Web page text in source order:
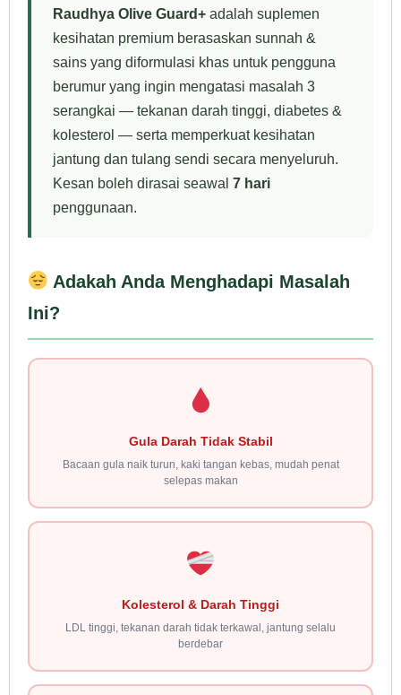
Raudhya Olive Guard+ adalah suplemen
kesihatan premium berasaskan sunnah &
sains yang diformulasi khas untuk pengguna
berumur yang ingin mengatasi masalah 3
serangkai — tekanan darah tinggi, diabetes &
kolesterol — serta memperkuat kesihatan
jantung dan tulang sendi secara menyeluruh.
Kesan boleh dirasai seawal 7 hari
penggunaan.
Adakah Anda Menghadapi Masalah
Ini?
Gula Darah Tidak Stabil
Bacaan gula naik turun, kaki tangan kebas, mudah penat
selepas makan
Kolesterol & Darah Tinggi
LDL tinggi, tekanan darah tidak terkawal, jantung selalu
berdebar